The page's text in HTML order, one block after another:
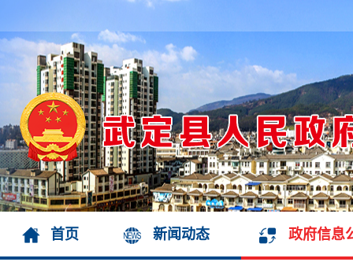
首页 新闻动态 政府信息